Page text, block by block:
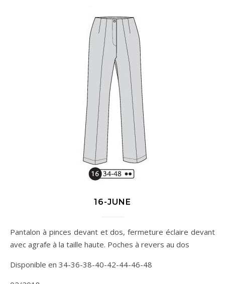
16-JUNE
Pantalon à pinces devant et dos, fermeture éclaire devant
avec agrafe à la taille haute. Poches à revers au dos
Disponible en 34-36-38-40-42-44-46-48